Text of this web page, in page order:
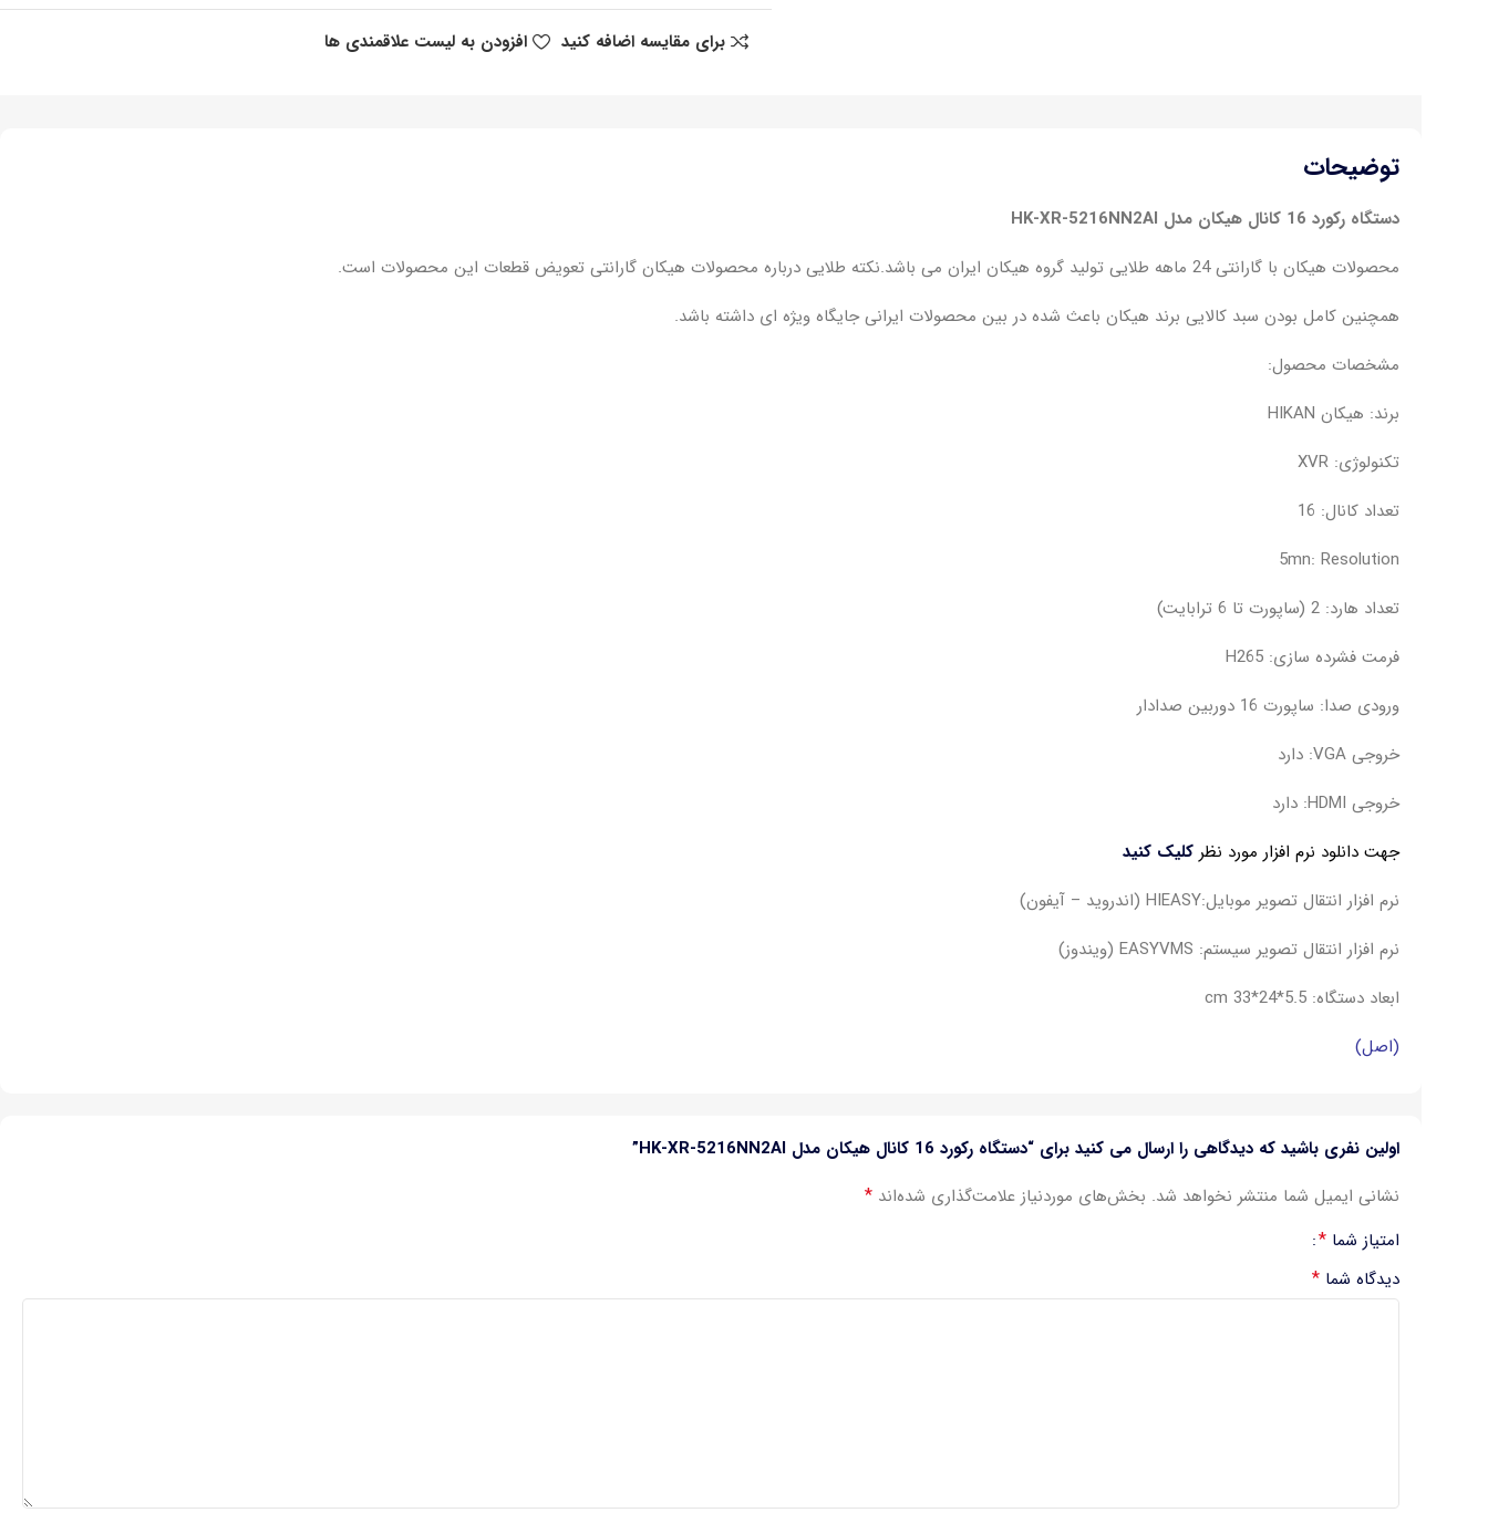
برای مقایسه اضافه کنید افزودن به لیست علاقمندی ها
توضیحات
دستگاه رکورد 16 کانال هیکان مدل HK-XR-5216NN2AI
محصولات هیکان با گارانتی 24 ماهه طلایی تولید گروه هیکان ایران می باشد.نکته طلایی درباره محصولات هیکان گارانتی تعویض قطعات این محصولات است.
همچنین کامل بودن سبد کالایی برند هیکان باعث شده در بین محصولات ایرانی جایگاه ویژه ای داشته باشد.
مشخصات محصول:
برند: هیکان HIKAN
تکنولوژی: XVR
تعداد کانال: 16
5mn: Resolution
تعداد هارد: 2 (ساپورت تا 6 ترابایت)
فرمت فشرده سازی: H265
ورودی صدا: ساپورت 16 دوربین صدادار
خروجی VGA: دارد
خروجی HDMI: دارد
جهت دانلود نرم افزار مورد نظر کلیک کنید
نرم افزار انتقال تصویر موبایل:HIEASY (اندروید – آیفون)
نرم افزار انتقال تصویر سیستم: EASYVMS (ویندوز)
ابعاد دستگاه: 5.5*24*33 cm
(اصل)
اولین نفری باشید که دیدگاهی را ارسال می کنید برای “دستگاه رکورد 16 کانال هیکان مدل HK-XR-5216NN2AI”
نشانی ایمیل شما منتشر نخواهد شد. بخش‌های موردنیاز علامت‌گذاری شده‌اند *
امتیاز شما *
دیدگاه شما *